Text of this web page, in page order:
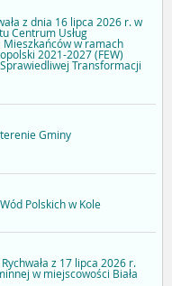
z dnia 16 lipca 2026 r. w
Centrum Usług
Mieszkańców w ramach
2021-2027 (FEW)
Transformacji
Gminy
Polskich w Kole
z 17 lipca 2026 r.
w miejscowości Biała